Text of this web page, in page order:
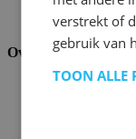
Palletopslag &
Over ons
verstrekt of
gebruik van
TOON ALLE